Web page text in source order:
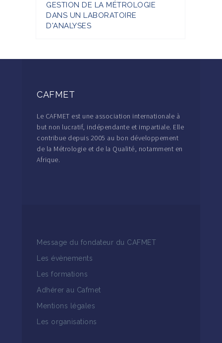
GESTION DE LA MÉTROLOGIE
DANS UN LABORATOIRE
D'ANALYSES
CAFMET
Le CAFMET est une association internationale à
but non lucratif, indépendante et impartiale. Elle
contribue depuis 2005 au bon développement
de la Métrologie et de la Qualité, notamment en
Afrique.
Message du fondateur du CAFMET
Les évènements
Les formations
Adhérer au Cafmet
Mentions légales
Les organisations